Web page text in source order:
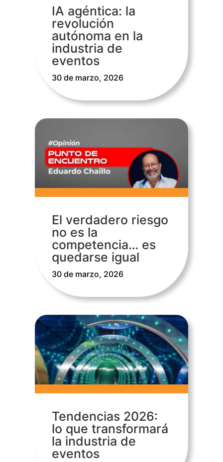
IA agéntica: la
revolución
autónoma en la
industria de
eventos
30 de marzo, 2026
El verdadero riesgo
no es la
competencia… es
quedarse igual
30 de marzo, 2026
Tendencias 2026:
lo que transformará
la industria de
eventos